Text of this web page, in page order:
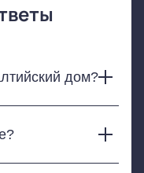
дом?
проспекте есть